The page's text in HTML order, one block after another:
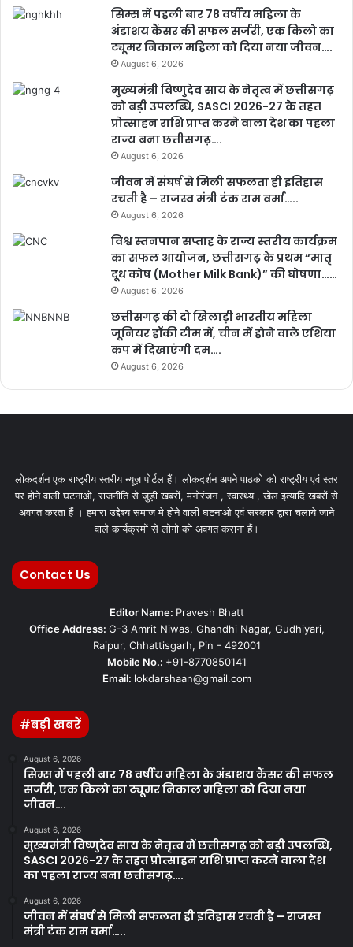
सिम्स में पहली बार 78 वर्षीय महिला के
अंडाशय कैंसर की सफल सर्जरी, एक किलो का
ट्यूमर निकाल महिला को दिया नया जीवन….
August 6, 2026
मुख्यमंत्री विष्णुदेव साय के नेतृत्व में छत्तीसगढ़
को बड़ी उपलब्धि, SASCI 2026-27 के तहत
प्रोत्साहन राशि प्राप्त करने वाला देश का पहला
राज्य बना छत्तीसगढ़….
August 6, 2026
जीवन में संघर्ष से मिली सफलता ही इतिहास
रचती है – राजस्व मंत्री टंक राम वर्मा…..
August 6, 2026
विश्व स्तनपान सप्ताह के राज्य स्तरीय कार्यक्रम
का सफल आयोजन, छत्तीसगढ़ के प्रथम “मातृ
दूध कोष (Mother Milk Bank)” की घोषणा……
August 6, 2026
छत्तीसगढ़ की दो खिलाड़ी भारतीय महिला
जूनियर हॉकी टीम में, चीन में होने वाले एशिया
कप में दिखाएंगी दम….
August 6, 2026
लोकदर्शन एक राष्ट्रीय स्तरीय न्यूज़ पोर्टल हैं। लोकदर्शन अपने पाठको को राष्ट्रीय एवं स्तर
पर होने वाली घटनाओ, राजनीति से जुड़ी खबरों, मनोरंजन , स्वास्थ्य , खेल इत्यादि खबरों से
अवगत करता हैं । हमारा उद्देश्य समाज मे होने वाली घटनाओ एवं सरकार द्वारा चलाये जाने
वाले कार्यक्रमों से लोगो को अवगत कराना हैं।
Contact Us
Editor Name: Pravesh Bhatt
Office Address: G-3 Amrit Niwas, Ghandhi Nagar, Gudhiyari,
Raipur, Chhattisgarh, Pin - 492001
Mobile No.: +91-8770850141
Email: lokdarshaan@gmail.com
#बड़ी खबरें
August 6, 2026
सिम्स में पहली बार 78 वर्षीय महिला के अंडाशय कैंसर की सफल
सर्जरी, एक किलो का ट्यूमर निकाल महिला को दिया नया
जीवन….
August 6, 2026
मुख्यमंत्री विष्णुदेव साय के नेतृत्व में छत्तीसगढ़ को बड़ी उपलब्धि,
SASCI 2026-27 के तहत प्रोत्साहन राशि प्राप्त करने वाला देश
का पहला राज्य बना छत्तीसगढ़….
August 6, 2026
जीवन में संघर्ष से मिली सफलता ही इतिहास रचती है – राजस्व
मंत्री टंक राम वर्मा…..